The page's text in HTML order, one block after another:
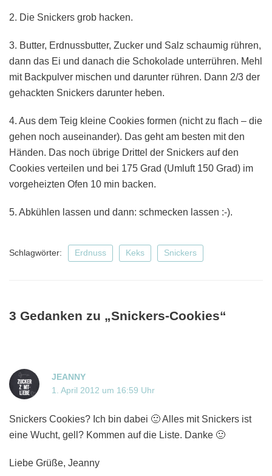
2. Die Snickers grob hacken.
3. Butter, Erdnussbutter, Zucker und Salz schaumig rühren,
dann das Ei und danach die Schokolade unterrühren. Mehl
mit Backpulver mischen und darunter rühren. Dann 2/3 der
gehackten Snickers darunter heben.
4. Aus dem Teig kleine Cookies formen (nicht zu flach – die
gehen noch auseinander). Das geht am besten mit den
Händen. Das noch übrige Drittel der Snickers auf den
Cookies verteilen und bei 175 Grad (Umluft 150 Grad) im
vorgeheizten Ofen 10 min backen.
5. Abkühlen lassen und dann: schmecken lassen :-).
Schlagwörter: Erdnuss Keks Snickers
3 Gedanken zu „Snickers-Cookies“
JEANNY
1. April 2012 um 16:59 Uhr
Snickers Cookies? Ich bin dabei 🙂 Alles mit Snickers ist
eine Wucht, gell? Kommen auf die Liste. Danke 🙂
Liebe Grüße, Jeanny